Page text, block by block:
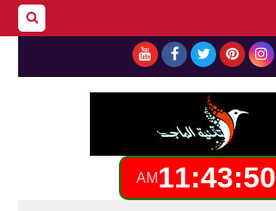
11:43:51
AM